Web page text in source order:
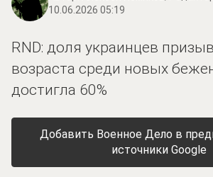
10.06.2026 05:19
RND: доля украинцев
возраста среди новых
достигла 60%
Добавить Военное Дело в
источники Google